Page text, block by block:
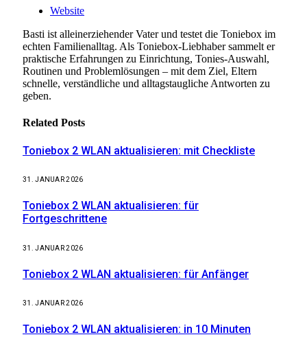
Website
Basti ist alleinerziehender Vater und testet die Toniebox im
echten Familienalltag. Als Toniebox-Liebhaber sammelt er
praktische Erfahrungen zu Einrichtung, Tonies-Auswahl,
Routinen und Problemlösungen – mit dem Ziel, Eltern
schnelle, verständliche und alltagstaugliche Antworten zu
geben.
Related Posts
Toniebox 2 WLAN aktualisieren: mit Checkliste
31. JANUAR 2026
Toniebox 2 WLAN aktualisieren: für
Fortgeschrittene
31. JANUAR 2026
Toniebox 2 WLAN aktualisieren: für Anfänger
31. JANUAR 2026
Toniebox 2 WLAN aktualisieren: in 10 Minuten